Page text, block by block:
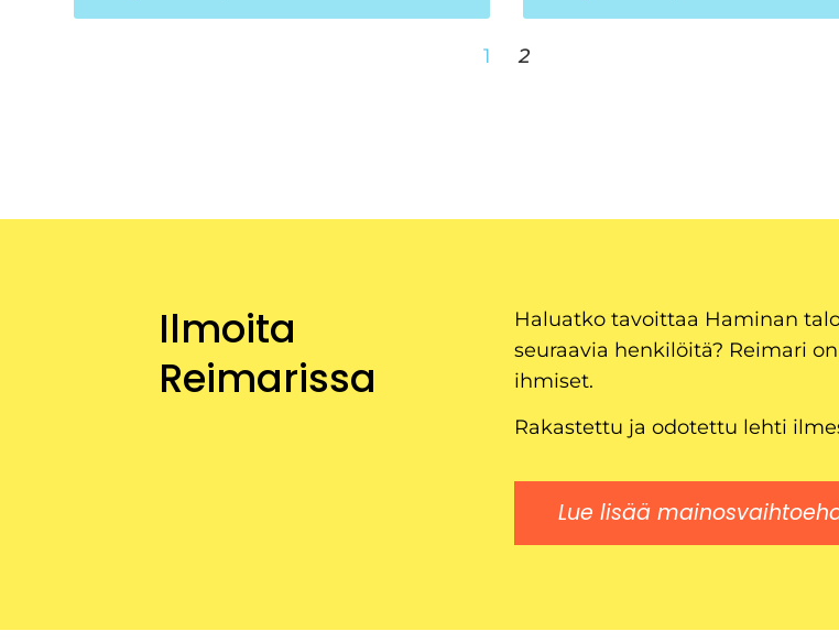
1 2
Ilmoita
Reimarissa
Haluatko tavoittaa Haminan
seuraavia henkilöitä? Reimari
ihmiset.
Rakastettu ja odotettu lehti
Lue lisää